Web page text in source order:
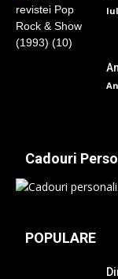
Cadouri
POPULARE